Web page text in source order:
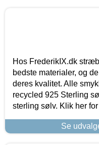
Hos FrederikIX.dk
bedste materialer, og
deres kvalitet. Alle
recycled 925 Sterling
sterling sølv. Klik her
Se